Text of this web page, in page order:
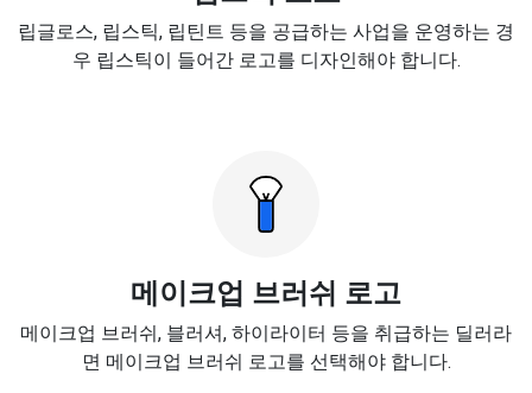
립글로스, 립스틱, 립틴트 등을 공급하는 사업을 운영하는 경
우 립스틱이 들어간 로고를 디자인해야 합니다.
메이크업 브러쉬 로고
메이크업 브러쉬, 블러셔, 하이라이터 등을 취급하는 딜러라
면 메이크업 브러쉬 로고를 선택해야 합니다.